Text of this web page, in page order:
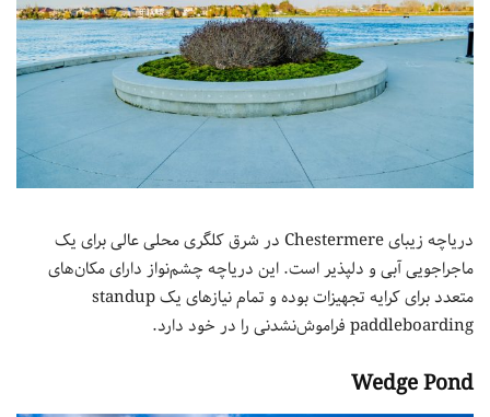
دریاچه زیبای Chestermere در شرق کلگری محلی عالی برای یک
ماجراجویی آبی و دلپذیر است. این دریاچه چشم‌نواز دارای مکان‌های
متعدد برای کرایه تجهیزات بوده و تمام نیازهای یک standup
paddleboarding فراموش‌نشدنی را در خود دارد.
Wedge Pond